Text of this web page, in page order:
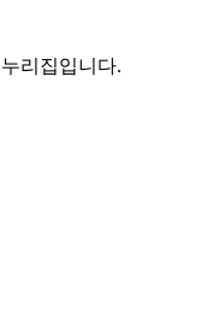
리집입니다.